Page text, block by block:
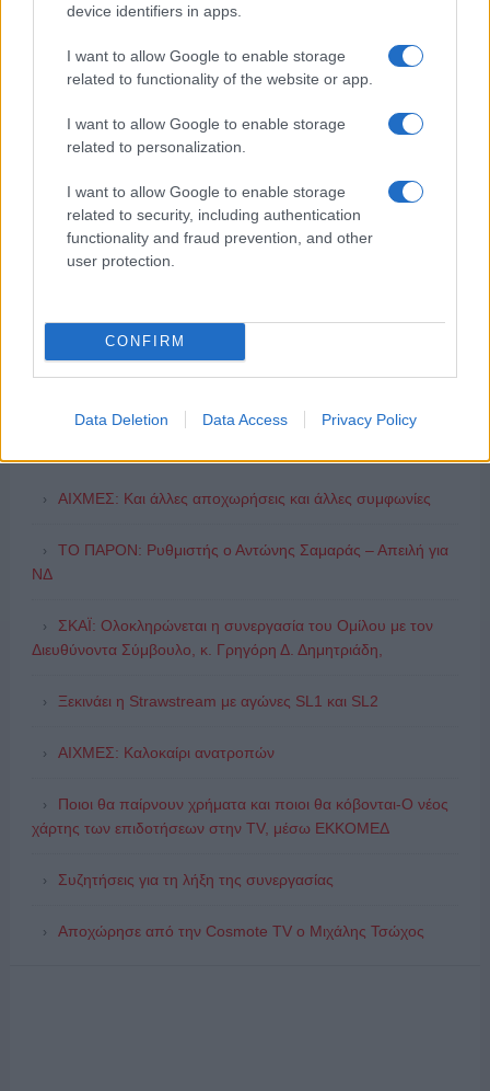
device identifiers in apps.
I want to allow Google to enable storage
related to functionality of the website or app.
I want to allow Google to enable storage
related to personalization.
I want to allow Google to enable storage
related to security, including authentication
functionality and fraud prevention, and other
user protection.
CONFIRM
Data Deletion Data Access Privacy Policy
ΑΙΧΜΕΣ: Και άλλες αποχωρήσεις και άλλες συμφωνίες
ΤΟ ΠΑΡΟΝ: Ρυθμιστής ο Αντώνης Σαμαράς – Απειλή για
ΝΔ
ΣΚΑΪ: Ολοκληρώνεται η συνεργασία του Ομίλου με τον
Διευθύνοντα Σύμβουλο, κ. Γρηγόρη Δ. Δημητριάδη,
Ξεκινάει η Strawstream με αγώνες SL1 και SL2
ΑΙΧΜΕΣ: Καλοκαίρι ανατροπών
Ποιοι θα παίρνουν χρήματα και ποιοι θα κόβονται-Ο νέος
χάρτης των επιδοτήσεων στην TV, μέσω ΕΚΚΟΜΕΔ
Συζητήσεις για τη λήξη της συνεργασίας
Αποχώρησε από την Cosmote TV o Μιχάλης Τσώχος